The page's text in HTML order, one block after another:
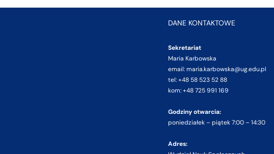
DANE KONTAKTOWE
Sekretariat
Maria Karbowska
email: maria.karbowska@ug.edu.pl
tel: +48 58 523 52 88
kom: +48 725 991 169
Godziny otwarcia:
poniedziałek – piątek 7:00 – 14:30
Adres: